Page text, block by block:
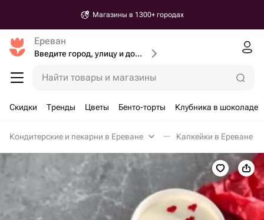
Магазины в 1300+ городах
Ереван
Введите город, улицу и дом доставки
Найти товары и магазины
Скидки Тренды Цветы Бенто-торты Клубника в шоколаде
Кондитерские и пекарни в Ереване Капкейки в Ереване